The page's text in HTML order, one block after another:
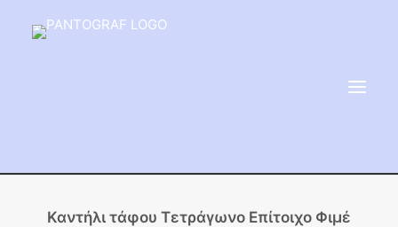
ΕΙΔΗ ΜΝΗΜΕΙΟΥ
Καντήλι τάφου Τετράγωνο Επίτοιχο Φιμέ